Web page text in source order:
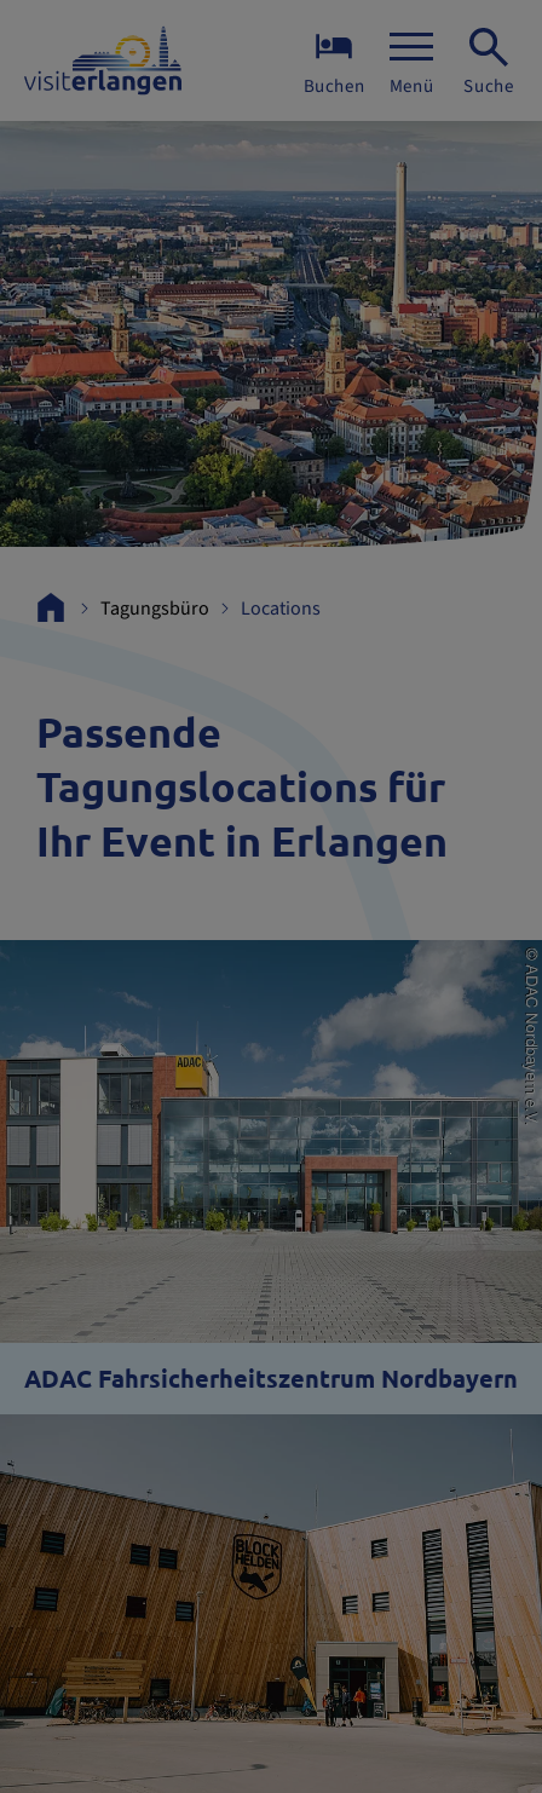
Buchen Menü Suche
Locations
Tagungsbüro
Passende
Tagungslocations für
Ihr Event in Erlangen
ADAC Fahrsicherheitszentrum Nordbayern